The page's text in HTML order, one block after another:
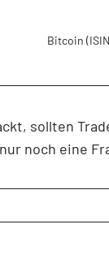
Bitcoin
sollten
noch eine